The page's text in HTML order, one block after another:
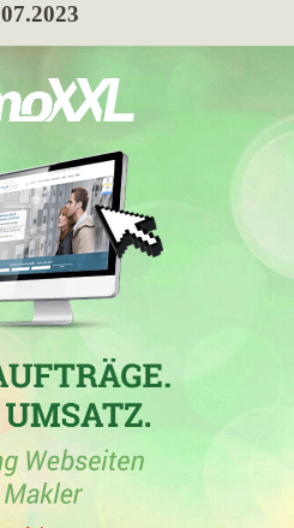
hat am 11.07.2023 mit
ihre bisher höchste
erreicht.
& Co. Vertriebs KG in Duisburg
hat am 05.04.2023 mit
ihre bisher höchste
erreicht.
& Co. Vertriebs KG
hat am 07.03.2023 mit
ihre bisher höchste
erreicht.